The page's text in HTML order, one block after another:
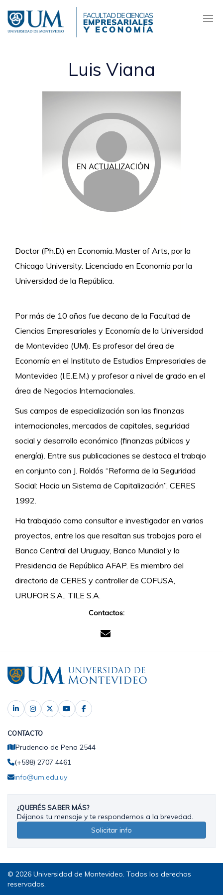
contenido
principal
Luis Viana
Doctor (Ph.D.) en Economía. Master of Arts, por la
Chicago University. Licenciado en Economía por la
Universidad de la República.
Por más de 10 años fue decano de la Facultad de
Ciencias Empresariales y Economía de la Universidad
de Montevideo (UM). Es profesor del área de
Economía en el Instituto de Estudios Empresariales de
Montevideo (I.E.E.M.) y profesor a nivel de grado en el
área de Negocios Internacionales.
Sus campos de especialización son las finanzas
internacionales, mercados de capitales, seguridad
social y desarrollo económico (finanzas públicas y
energía). Entre sus publicaciones se destaca el trabajo
en conjunto con J. Roldós “Reforma de la Seguridad
Social: Hacia un Sistema de Capitalización”, CERES
1992.
Ha trabajado como consultor e investigador en varios
proyectos, entre los que resaltan sus trabajos para el
Banco Central del Uruguay, Banco Mundial y la
Presidencia de República AFAP. Es miembro del
directorio de CERES y controller de COFUSA,
URUFOR S.A., TILE S.A.
Contactos:
CONTACTO
Prudencio de Pena 2544
(+598) 2707 4461
info@um.edu.uy
¿QUERÉS SABER MÁS?
Déjanos tu mensaje y te respondemos a la brevedad.
Solicitar info
© 2026 Universidad de Montevideo. Todos los derechos
reservados.